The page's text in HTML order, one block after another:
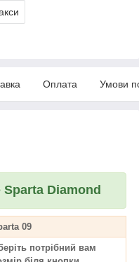
Оплата Умови
Sparta Diamond
09
потрібний вам